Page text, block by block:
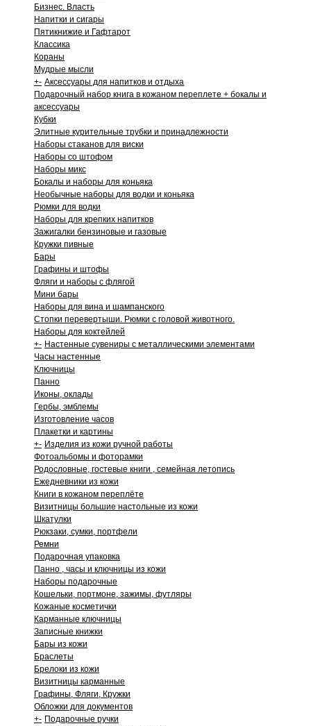
Бизнес. Власть
Напитки и сигары
Пятикнижие и Гафтарот
Классика
Кораны
Мудрые мысли
+- Аксессуары для напитков и отдыха
Подарочный набор книга в кожаном переплете + бокалы и
аксессуары
Кубки
Элитные курительные трубки и принадлежности
Наборы стаканов для виски
Наборы со штофом
Наборы микс
Бокалы и наборы для коньяка
Необычные наборы для водки и коньяка
Рюмки для водки
Наборы для крепких напитков
Зажигалки бензиновые и газовые
Кружки пивные
Бары
Графины и штофы
Фляги и наборы с флягой
Мини бары
Наборы для вина и шампанского
Стопки перевертыши. Рюмки с головой животного.
Наборы для коктейлей
+- Настенные сувениры с металлическими элементами
Часы настенные
Ключницы
Панно
Иконы, оклады
Гербы, эмблемы
Изготовление часов
Плакетки и картины
+- Изделия из кожи ручной работы
Фотоальбомы и фоторамки
Родословные, гостевые книги , семейная летопись
Ежедневники из кожи
Книги в кожаном переплёте
Визитницы большие настольные из кожи
Шкатулки
Рюкзаки, сумки, портфели
Ремни
Подарочная упаковка
Панно , часы и ключницы из кожи
Наборы подарочные
Кошельки, портмоне, зажимы, футляры
Кожаные косметички
Карманные ключницы
Записные книжки
Бары из кожи
Браслеты
Брелоки из кожи
Визитницы карманные
Графины, Фляги, Кружки
Обложки для документов
+- Подарочные ручки